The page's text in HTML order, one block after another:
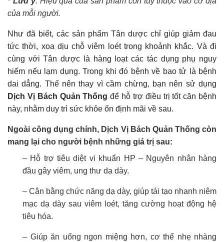
của mỗi người.
Như đã biết, các sản phẩm Tân dược chỉ giúp giảm đau
tức thời, xoa dịu chỗ viêm loét trong khoảnh khắc. Và đi
cùng với Tân dược là hàng loạt các tác dụng phụ nguy
hiểm nếu lạm dụng. Trong khi đó bệnh về bao tử là bệnh
dai dẳng. Thế nên thay vì cầm chừng, bạn nên sử dụng
Dịch Vị Bách Quản Thống để hỗ trợ điều trị tốt căn bệnh
này, nhằm duy trì sức khỏe ổn định mãi về sau.
Ngoài công dụng chính, Dịch Vị Bách Quản Thống còn
mang lại cho người bệnh những giá trị sau:
– Hỗ trợ tiêu diệt vi khuẩn HP – Nguyên nhân hàng
đầu gây viêm, ung thư dạ dày.
– Cân bằng chức năng dạ dày, giúp tái tạo nhanh niêm
mạc dạ dày sau viêm loét, tăng cường hoạt động hệ
tiêu hóa.
– Giúp ăn uống ngon miệng hơn, cơ thể nhẹ nhàng